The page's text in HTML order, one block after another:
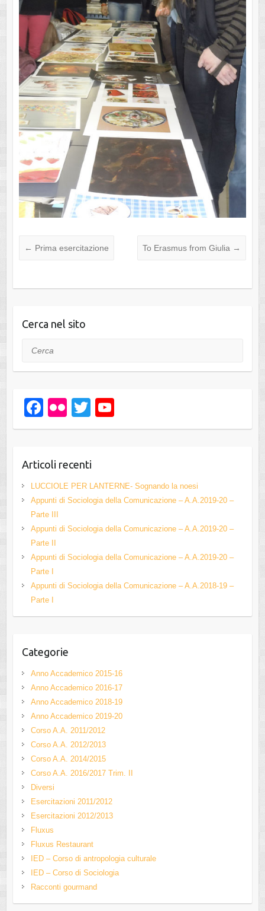
← Prima esercitazione To Erasmus from Giulia →
Cerca nel sito
Cerca
F
a
e
b
o
o
k
Fl
ic
T
wi
er
o
u
b
e
h
a
n
Articoli recenti
LUCCIOLE PER LANTERNE- Sognando la noesi
Appunti di Sociologia della Comunicazione – A.A.2019-20 –
Parte III
Appunti di Sociologia della Comunicazione – A.A.2019-20 –
Parte II
Appunti di Sociologia della Comunicazione – A.A.2019-20 –
Parte I
Appunti di Sociologia della Comunicazione – A.A.2018-19 –
Parte I
Categorie
Anno Accademico 2015-16
Anno Accademico 2016-17
Anno Accademico 2018-19
Anno Accademico 2019-20
Corso A.A. 2011/2012
Corso A.A. 2012/2013
Corso A.A. 2014/2015
Corso A.A. 2016/2017 Trim. II
Diversi
Esercitazioni 2011/2012
Esercitazioni 2012/2013
Fluxus
Fluxus Restaurant
IED – Corso di antropologia culturale
IED – Corso di Sociologia
Racconti gourmand